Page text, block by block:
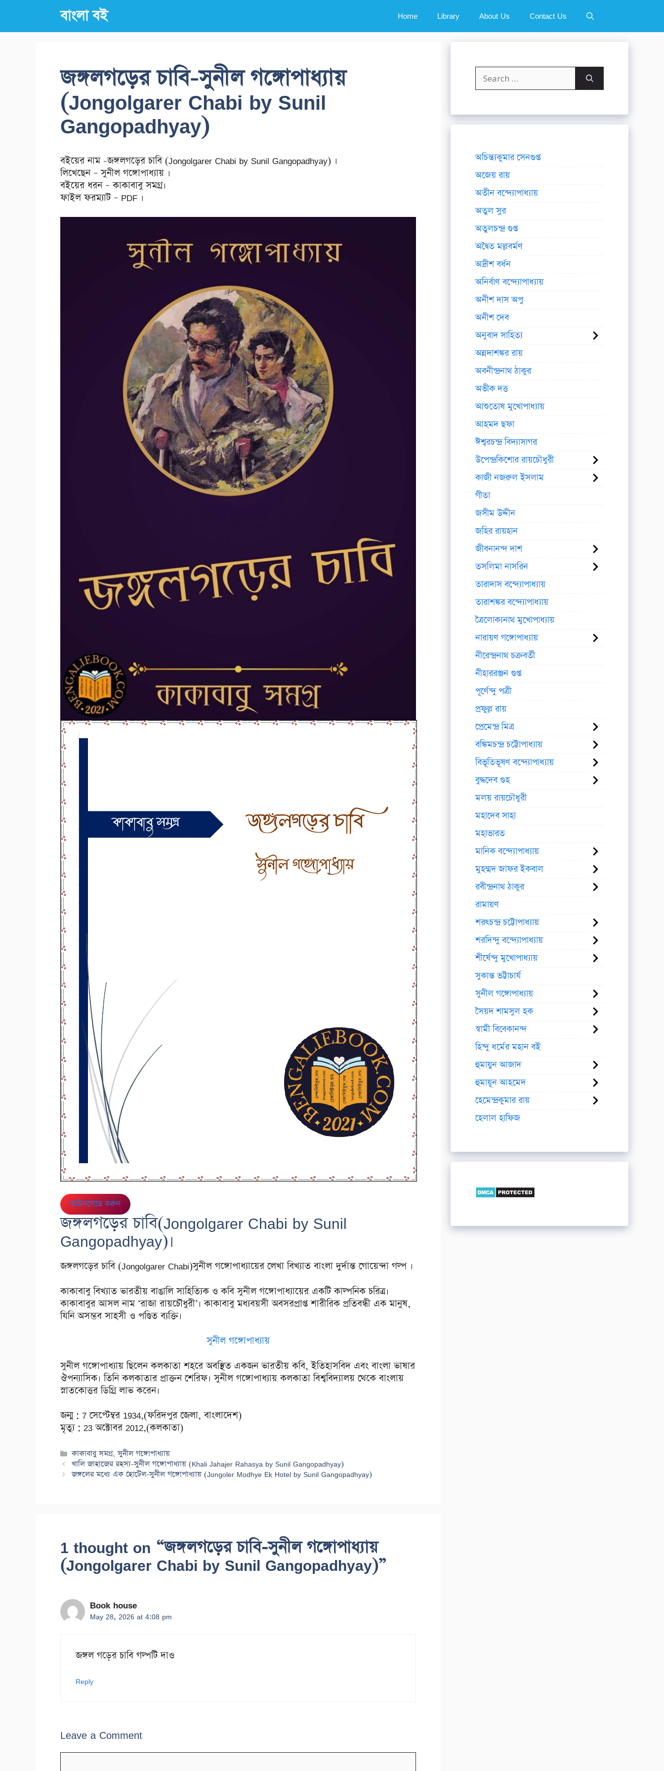
content
বাংলা বই Home Library About Us Contact Us
জঙ্গলগড়ের চাবি-সুনীল গঙ্গোপাধ্যায়
(Jongolgarer Chabi by Sunil
Gangopadhyay)
বইয়ের নাম -জঙ্গলগড়ের চাবি (Jongolgarer Chabi by Sunil Gangopadhyay) ।
লিখেছেন – সুনীল গঙ্গোপাধ্যায় ।
বইয়ের ধরন – কাকাবাবু সমগ্র।
ফাইল ফরম্যাট – PDF ।
ডাউনলোড করুন
জঙ্গলগড়ের চাবি(Jongolgarer Chabi by Sunil
Gangopadhyay)।
জঙ্গলগড়ের চাবি (Jongolgarer Chabi)সুনীল গঙ্গোপাধ্যায়ের লেখা বিখ্যাত বাংলা দুর্দান্ত গোয়েন্দা গল্প ।
কাকাবাবু বিখ্যাত ভারতীয় বাঙালি সাহিত্যিক ও কবি সুনীল গঙ্গোপাধ্যায়ের একটি কাল্পনিক চরিত্র।
কাকাবাবুর আসল নাম ‘রাজা রায়চৌধুরী’। কাকাবাবু মধ্যবয়সী অবসরপ্রাপ্ত শারীরিক প্রতিবন্ধী এক মানুষ,
যিনি অসম্ভব সাহসী ও পণ্ডিত ব্যক্তি।
সুনীল গঙ্গোপাধ্যায়
সুনীল গঙ্গোপাধ্যায় ছিলেন কলকাতা শহরে অবস্থিত একজন ভারতীয় কবি, ইতিহাসবিদ এবং বাংলা ভাষার
ঔপন্যাসিক। তিনি কলকাতার প্রাক্তন শেরিফ। সুনীল গঙ্গোপাধ্যায় কলকাতা বিশ্ববিদ্যালয় থেকে বাংলায়
স্নাতকোত্তর ডিগ্রি লাভ করেন।
জন্ম : 7 সেপ্টেম্বর 1934,(ফরিদপুর জেলা, বাংলাদেশ)
মৃত্যু : 23 অক্টোবর 2012,(কলকাতা)
Categories
কাকাবাবু সমগ্র,সুনীল গঙ্গোপাধ্যায়
খালি জাহাজের রহস্য-সুনীল গঙ্গোপাধ্যায় (Khali Jahajer Rahasya by Sunil Gangopadhyay)
জঙ্গলের মধ্যে এক হোটেল-সুনীল গঙ্গোপাধ্যায় (Jongoler Modhye Ek Hotel by Sunil Gangopadhyay)
1 thought on “জঙ্গলগড়ের চাবি-সুনীল গঙ্গোপাধ্যায়
(Jongolgarer Chabi by Sunil Gangopadhyay)”
Book house
May 28, 2026 at 4:08 pm
জঙ্গল গড়ের চাবি গল্পটি দাও
Reply
Leave a Comment
Search
for:
অচিন্ত্যকুমার সেনগুপ্ত
অজেয় রায়
অতীন বন্দ্যোপাধ্যায়
অতুল সুর
অতুলচন্দ্র গুপ্ত
অদ্বৈত মল্লবর্মণ
অদ্রীশ বর্ধন
অনির্বাণ বন্দ্যোপাধ্যায়
অনীশ দাস অপু
অনীশ দেব
অনুবাদ সাহিত্য
অন্নদাশঙ্কর রায়
অবনীন্দ্রনাথ ঠাকুর
অভীক দত্ত
আশুতোষ মুখোপাধ্যায়
আহমদ ছফা
ঈশ্বরচন্দ্র বিদ্যাসাগর
উপেন্দ্রকিশোর রায়চৌধুরী
কাজী নজরুল ইসলাম
গীতা
জসীম উদ্দীন
জহির রায়হান
জীবনানন্দ দাশ
তসলিমা নাসরিন
তারাদাস বন্দ্যোপাধ্যায়
তারাশঙ্কর বন্দ্যোপাধ্যায়
ত্রৈলোক্যনাথ মুখোপাধ্যায়
নারায়ণ গঙ্গোপাধ্যায়
নীরেন্দ্রনাথ চক্রবর্তী
নীহাররঞ্জন গুপ্ত
পূর্ণেন্দু পত্রী
প্রফুল্ল রায়
প্রেমেন্দ্র মিত্র
বঙ্কিমচন্দ্র চট্টোপাধ্যায়
বিভূতিভূষণ বন্দ্যোপাধ্যায়
বুদ্ধদেব গুহ
মলয় রায়চৌধুরী
মহাদেব সাহা
মহাভারত
মানিক বন্দ্যোপাধ্যায়
মুহম্মদ জাফর ইকবাল
রবীন্দ্রনাথ ঠাকুর
রামায়ণ
শরৎচন্দ্র চট্টোপাধ্যায়
শরদিন্দু বন্দ্যোপাধ্যায়
শীর্ষেন্দু মুখোপাধ্যায়
সুকান্ত ভট্টাচার্য
সুনীল গঙ্গোপাধ্যায়
সৈয়দ শামসুল হক
স্বামী বিবেকানন্দ
হিন্দু ধর্মের মহান বই
হুমায়ুন আজাদ
হুমায়ূন আহমেদ
হেমেন্দ্রকুমার রায়
হেলাল হাফিজ